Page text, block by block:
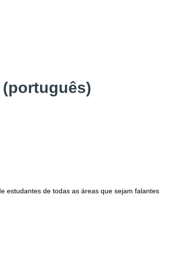
estudantes de todas as áreas que sejam falantes